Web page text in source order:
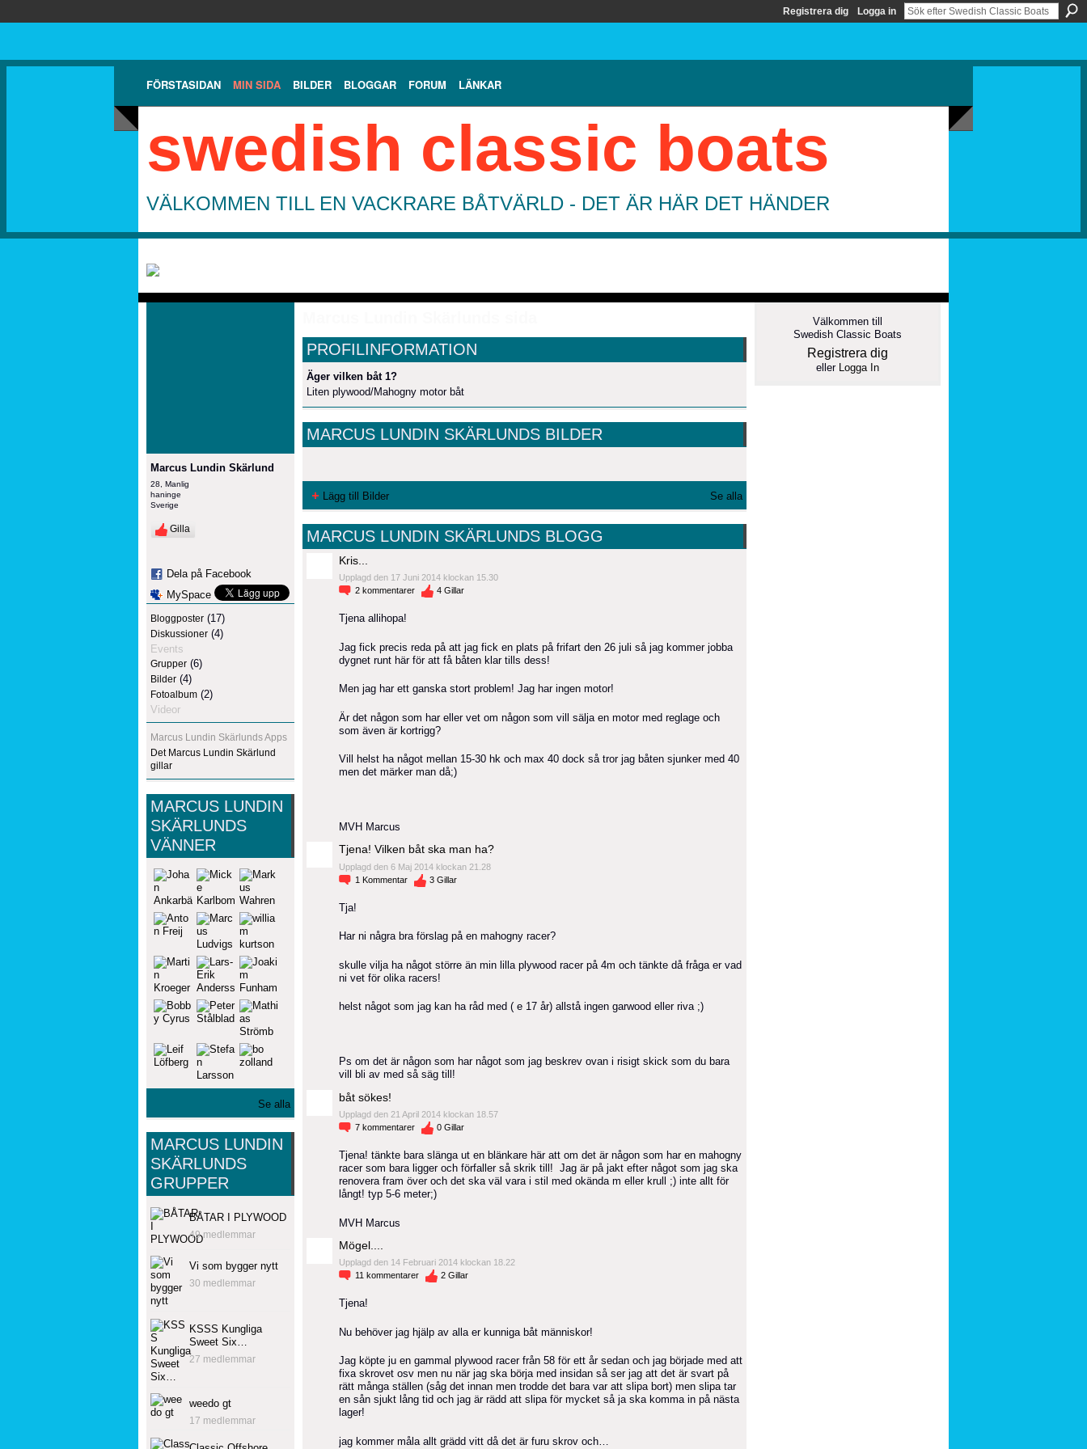
Registrera dig Logga in
FÖRSTASIDAN MIN SIDA BILDER BLOGGAR FORUM LÄNKAR
swedish classic boats
VÄLKOMMEN TILL EN VACKRARE BÅTVÄRLD - DET ÄR HÄR DET HÄNDER
Marcus Lundin Skärlund
28, Manlig
haninge
Sverige
Gilla
Dela på Facebook
MySpace
Bloggposter (17)
Diskussioner (4)
Events
Grupper (6)
Bilder (4)
Fotoalbum (2)
Videor
Marcus Lundin Skärlunds Apps
Det Marcus Lundin Skärlund
gillar
MARCUS LUNDIN
SKÄRLUNDS
VÄNNER
Se alla
MARCUS LUNDIN
SKÄRLUNDS
GRUPPER
BÅTAR I PLYWOOD
49 medlemmar
Vi som bygger nytt
30 medlemmar
KSSS Kungliga
Sweet Six…
27 medlemmar
weedo gt
17 medlemmar
PROFILINFORMATION
Äger vilken båt 1?
Liten plywood/Mahogny motor båt
MARCUS LUNDIN SKÄRLUNDS BILDER
Lägg till Bilder Se alla
MARCUS LUNDIN SKÄRLUNDS BLOGG
Kris...
Upplagd den 17 Juni 2014 klockan 15.30
2 kommentarer 4 Gillar
Tjena allihopa!
Jag fick precis reda på att jag fick en plats på frifart den 26 juli så jag kommer jobba
dygnet runt här för att få båten klar tills dess!
Men jag har ett ganska stort problem! Jag har ingen motor!
Är det någon som har eller vet om någon som vill sälja en motor med reglage och
som även är kortrigg?
Vill helst ha något mellan 15-30 hk och max 40 dock så tror jag båten sjunker med 40
men det märker man då;)
MVH Marcus
Tjena! Vilken båt ska man ha?
Upplagd den 6 Maj 2014 klockan 21.28
1 Kommentar 3 Gillar
Tja!
Har ni några bra förslag på en mahogny racer?
skulle vilja ha något större än min lilla plywood racer på 4m och tänkte då fråga er vad
ni vet för olika racers!
helst något som jag kan ha råd med ( e 17 år) allstå ingen garwood eller riva ;)
Ps om det är någon som har något som jag beskrev ovan i risigt skick som du bara
vill bli av med så säg till!
båt sökes!
Upplagd den 21 April 2014 klockan 18.57
7 kommentarer 0 Gillar
Tjena! tänkte bara slänga ut en blänkare här att om det är någon som har en mahogny
racer som bara ligger och förfaller så skrik till! Jag är på jakt efter något som jag ska
renovera fram över och det ska väl vara i stil med okända m eller krull ;) inte allt för
långt! typ 5-6 meter;)
MVH Marcus
Mögel....
Upplagd den 14 Februari 2014 klockan 18.22
11 kommentarer 2 Gillar
Tjena!
Nu behöver jag hjälp av alla er kunniga båt människor!
Jag köpte ju en gammal plywood racer från 58 för ett år sedan och jag började med att
fixa skrovet osv men nu när jag ska börja med insidan så ser jag att det är svart på
rätt många ställen (såg det innan men trodde det bara var att slipa bort) men slipa tar
en sån sjukt lång tid och jag är rädd att slipa för mycket så ja ska komma in på nästa
lager!
jag kommer måla allt grädd vitt då det är furu skrov och…
Välkommen till
Swedish Classic Boats
Registrera dig
eller Logga In